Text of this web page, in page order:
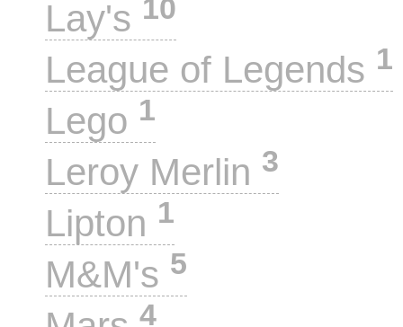
Lay's 10
League of Legends 1
Lego 1
Leroy Merlin 3
Lipton 1
M&M's 5
4